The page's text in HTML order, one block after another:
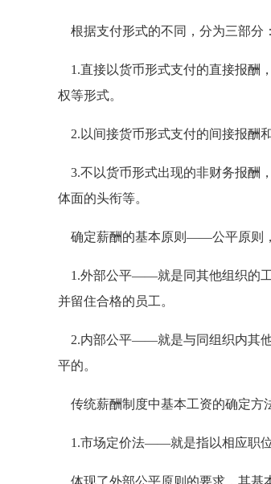
根据支付形式的不同，分为三部分：
1.直接以货币形式支付的直接报酬
权等形式。
2.以间接货币形式支付的间接报酬
3.不以货币形式出现的非财务报酬
体面的头衔等。
确定薪酬的基本原则——公平原则
1.外部公平——就是同其他组织的工
并留住合格的员工。
2.内部公平——就是与同组织内其他
平的。
传统薪酬制度中基本工资的确定方
1.市场定价法——就是指以相应职位
体现了外部公平原则的要求，其基